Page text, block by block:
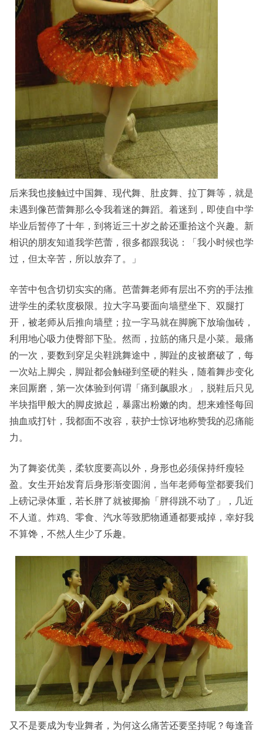
后来我也接触过中国舞、现代舞、肚皮舞、拉丁舞等，就是
未遇到像芭蕾舞那么令我着迷的舞蹈。着迷到，即使自中学
毕业后暂停了十年，到将近三十岁之龄还重拾这个兴趣。新
相识的朋友知道我学芭蕾，很多都跟我说：「我小时候也学
过，但太辛苦，所以放弃了。」
辛苦中包含切切实实的痛。芭蕾舞老师有层出不穷的手法推
进学生的柔软度极限。拉大字马要面向墙壁坐下、双腿打
开，被老师从后推向墙壁；拉一字马就在脚腕下放瑜伽砖，
利用地心吸力使臀部下坠。然而，拉筋的痛只是小菜。最痛
的一次，要数到穿足尖鞋跳舞途中，脚趾的皮被磨破了，每
一次站上脚尖，脚趾都会触碰到坚硬的鞋头，随着舞步变化
来回厮磨，第一次体验到何谓「痛到飙眼水」，脱鞋后只见
半块指甲般大的脚皮掀起，暴露出粉嫩的肉。想来难怪每回
抽血或打针，我都面不改容，获护士惊讶地称赞我的忍痛能
力。
为了舞姿优美，柔软度要高以外，身形也必须保持纤瘦轻
盈。女生开始发育后身形渐变圆润，当年老师每堂都要我们
上磅记录体重，若长胖了就被揶揄「胖得跳不动了」，几近
不人道。炸鸡、零食、汽水等致肥物通通都要戒掉，幸好我
不算馋，不然人生少了乐趣。
又不是要成为专业舞者，为何这么痛苦还要坚持呢？每逢音